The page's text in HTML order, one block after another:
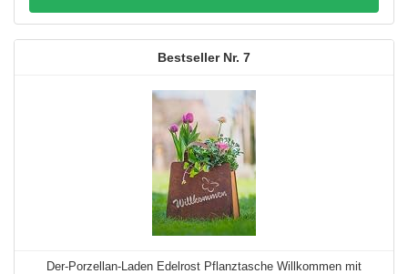
7
Der-Porzellan-Laden Edelrost Pflanztasche Willkommen mit